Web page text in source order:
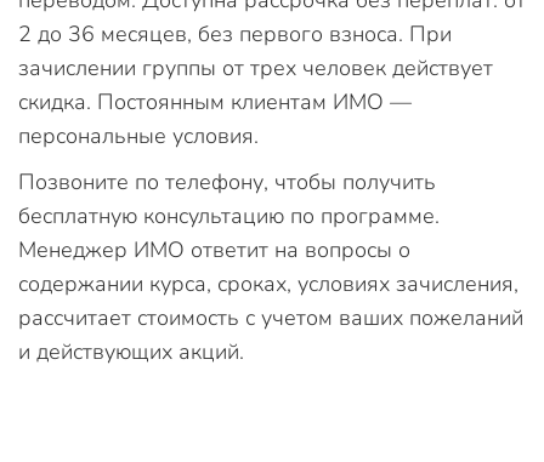
2 до 36 месяцев, без первого взноса. При
зачислении группы от трех человек действует
скидка. Постоянным клиентам ИМО —
персональные условия.
Позвоните по телефону, чтобы получить
бесплатную консультацию по программе.
Менеджер ИМО ответит на вопросы о
содержании курса, сроках, условиях зачисления,
рассчитает стоимость с учетом ваших пожеланий
и действующих акций.